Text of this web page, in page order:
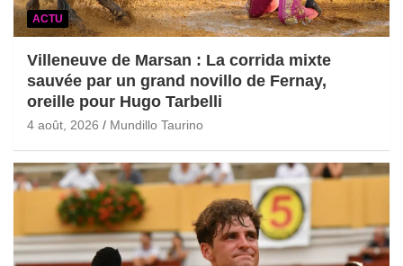
ACTU
Villeneuve de Marsan : La corrida mixte
sauvée par un grand novillo de Fernay,
oreille pour Hugo Tarbelli
4 août, 2026 Mundillo Taurino